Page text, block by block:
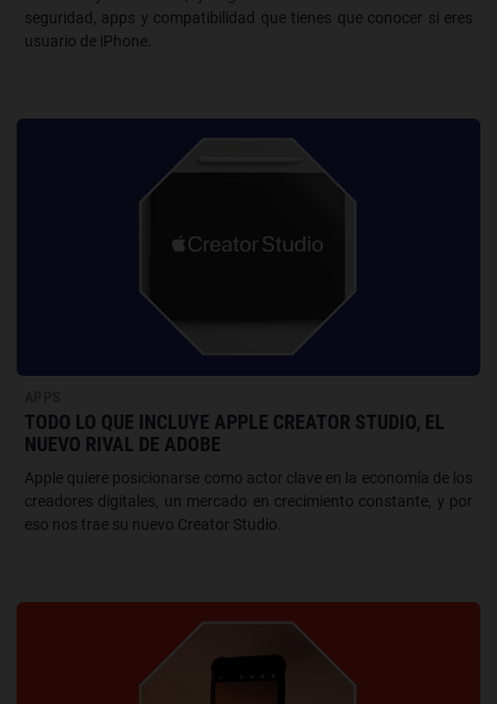
seguridad, apps y compatibilidad que tienes que conocer si eres
usuario de iPhone.
TODO LO QUE INCLUYE APPLE CREATOR STUDIO, EL
NUEVO RIVAL DE ADOBE
Apple quiere posicionarse como actor clave en la economía de los
creadores digitales, un mercado en crecimiento constante, y por
eso nos trae su nuevo Creator Studio.